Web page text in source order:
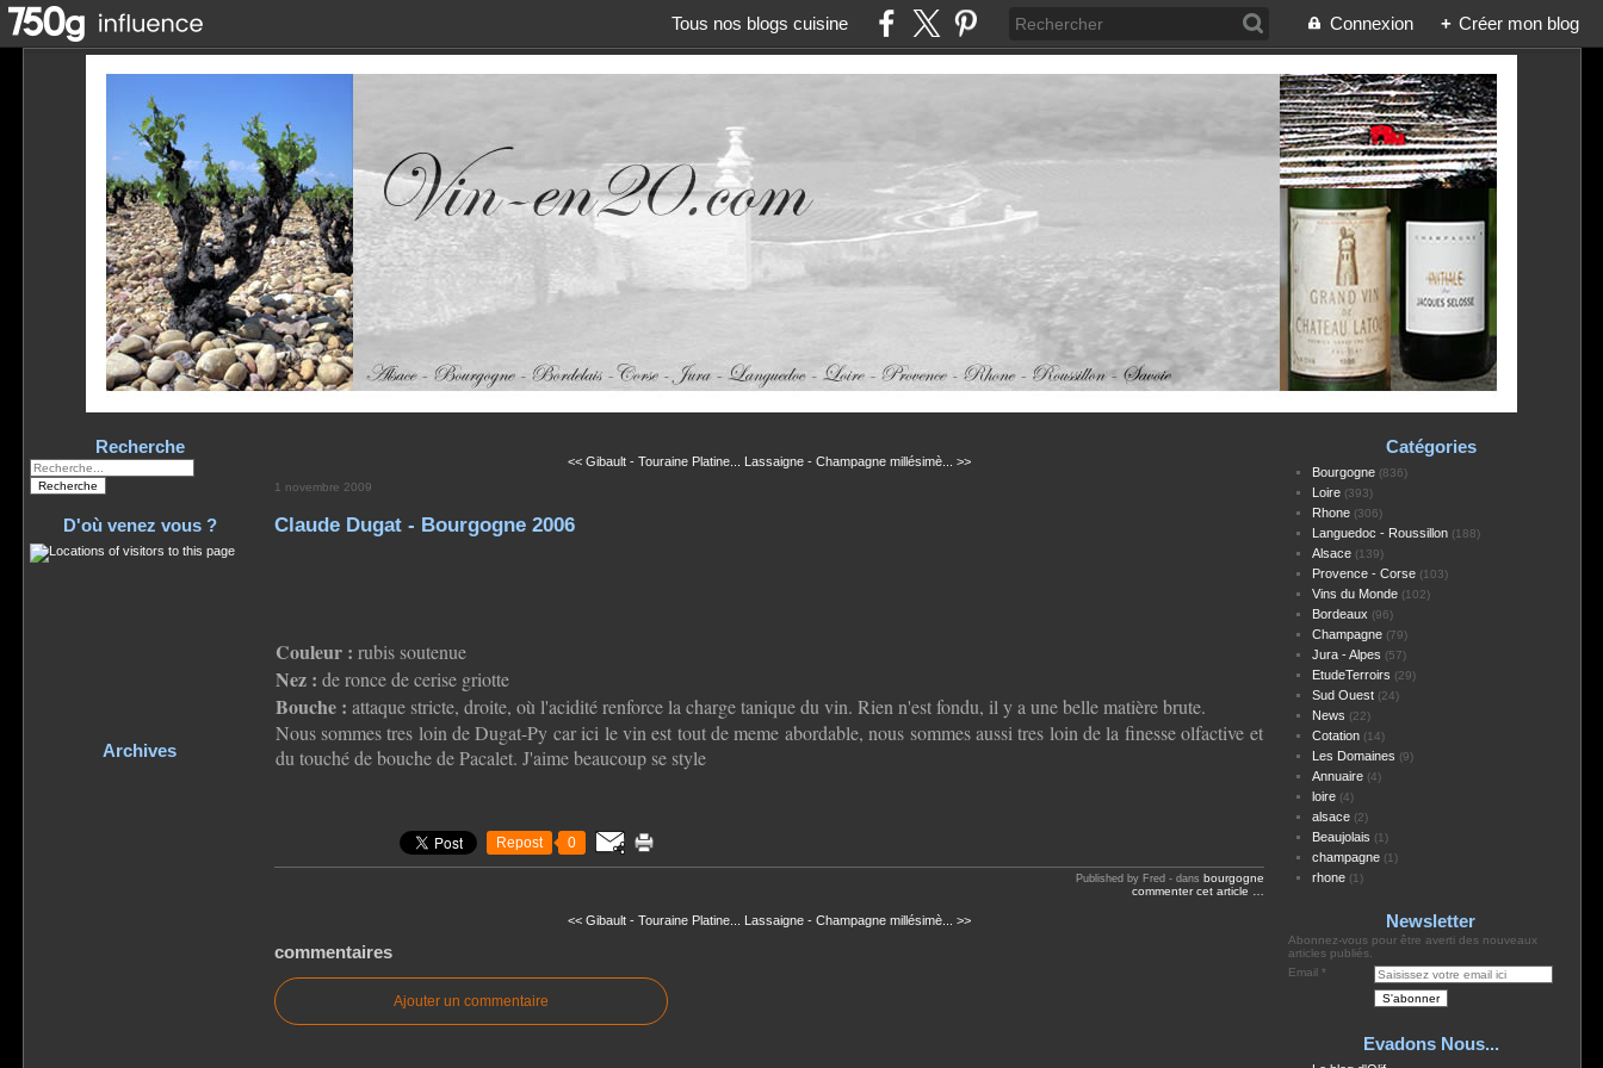
Tous nos blogs cuisine Connexion + Créer mon blog
Recherche
D'où venez vous ?
Archives
<< Gibault - Touraine Platine... Lassaigne - Champagne millésimè... >>
1 novembre 2009
Claude Dugat - Bourgogne 2006
Couleur : rubis soutenue
Nez : de ronce de cerise griotte
Bouche : attaque stricte, droite, où l'acidité renforce la charge tanique du vin. Rien n'est fondu, il y a une belle matière brute.
Nous sommes tres loin de Dugat-Py car ici le vin est tout de meme abordable, nous sommes aussi tres loin de la finesse olfactive et
du touché de bouche de Pacalet. J'aime beaucoup se style
Repost 0
Published by Fred -dans bourgogne
commenter cet article
<< Gibault - Touraine Platine... Lassaigne - Champagne millésimè... >>
commentaires
Ajouter un commentaire
Catégories
Bourgogne(836)
Loire(393)
Rhone(306)
Languedoc - Roussillon(188)
Alsace(139)
Provence - Corse(103)
Vins du Monde(102)
Bordeaux (96)
Champagne(79)
Jura - Alpes (57)
EtudeTerroirs (29)
Sud Ouest(24)
News (22)
Cotation(14)
Les Domaines (9)
Annuaire(4)
loire(4)
alsace(2)
Beaujolais (1)
champagne(1)
rhone(1)
Newsletter
Abonnez-vous pour être averti des nouveaux
articles publiés.
Email
Evadons Nous...